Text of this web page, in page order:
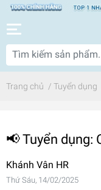
Trang chủ / Tuyển dụng
📢 Tuyển dụng:
Khánh Vân HR
Thứ Sáu, 14/02/2025